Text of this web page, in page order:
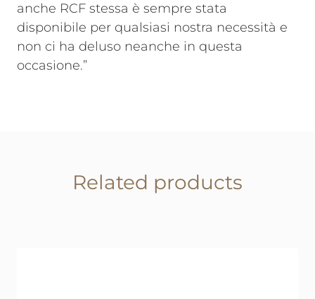
anche RCF stessa è sempre stata
disponibile per qualsiasi nostra necessità e
non ci ha deluso neanche in questa
occasione.”
Related products